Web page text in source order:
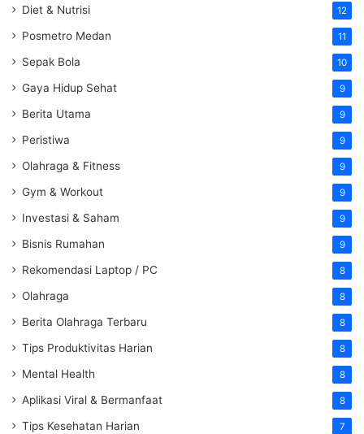
Diet & Nutrisi 12
Posmetro Medan 11
Sepak Bola 10
Gaya Hidup Sehat 9
Berita Utama 9
Peristiwa 9
Olahraga & Fitness 9
Gym & Workout 9
Investasi & Saham 9
Bisnis Rumahan 9
Rekomendasi Laptop / PC 8
Olahraga 8
Berita Olahraga Terbaru 8
Tips Produktivitas Harian 8
Mental Health 8
Aplikasi Viral & Bermanfaat 8
Tips Kesehatan Harian 7